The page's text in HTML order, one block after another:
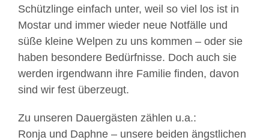
Schützlinge einfach unter, weil so viel los ist in
Mostar und immer wieder neue Notfälle und
süße kleine Welpen zu uns kommen – oder sie
haben besondere Bedürfnisse. Doch auch sie
werden irgendwann ihre Familie finden, davon
sind wir fest überzeugt.
Zu unseren Dauergästen zählen u.a.:
Ronja und Daphne – unsere beiden ängstlichen